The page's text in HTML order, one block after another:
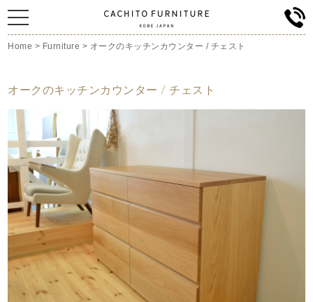
Home > Furniture > オークのキッチンカウンター / チェスト
オークのキッチンカウンター / チェスト